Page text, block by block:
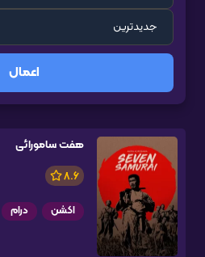
اعمال
هفت سامورائی
8.6
اکشن درام